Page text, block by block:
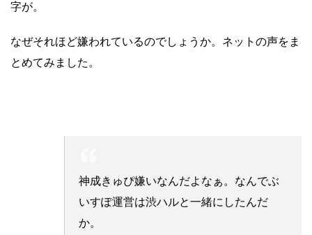
字が。
なぜそれほど嫌われているのでしょうか。ネットの声をま
とめてみました。
神成きゅぴ嫌いなんだよなぁ。なんでぶ
いすぽ運営は渋ハルと一緒にしたんだ
か。